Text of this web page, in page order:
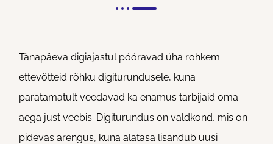
Tänapäeva digiajastul pööravad üha rohkem
ettevõtteid rõhku digiturundusele, kuna
paratamatult veedavad ka enamus tarbijaid oma
aega just veebis. Digiturundus on valdkond, mis on
pidevas arengus, kuna alatasa lisandub uusi